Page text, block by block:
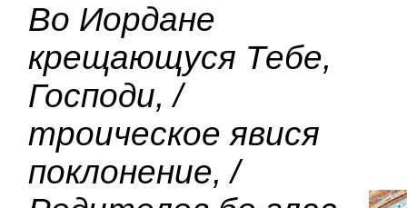
Во Иордане
крещающуся Тебе,
Господи, /
троическое явися
поклонение, /